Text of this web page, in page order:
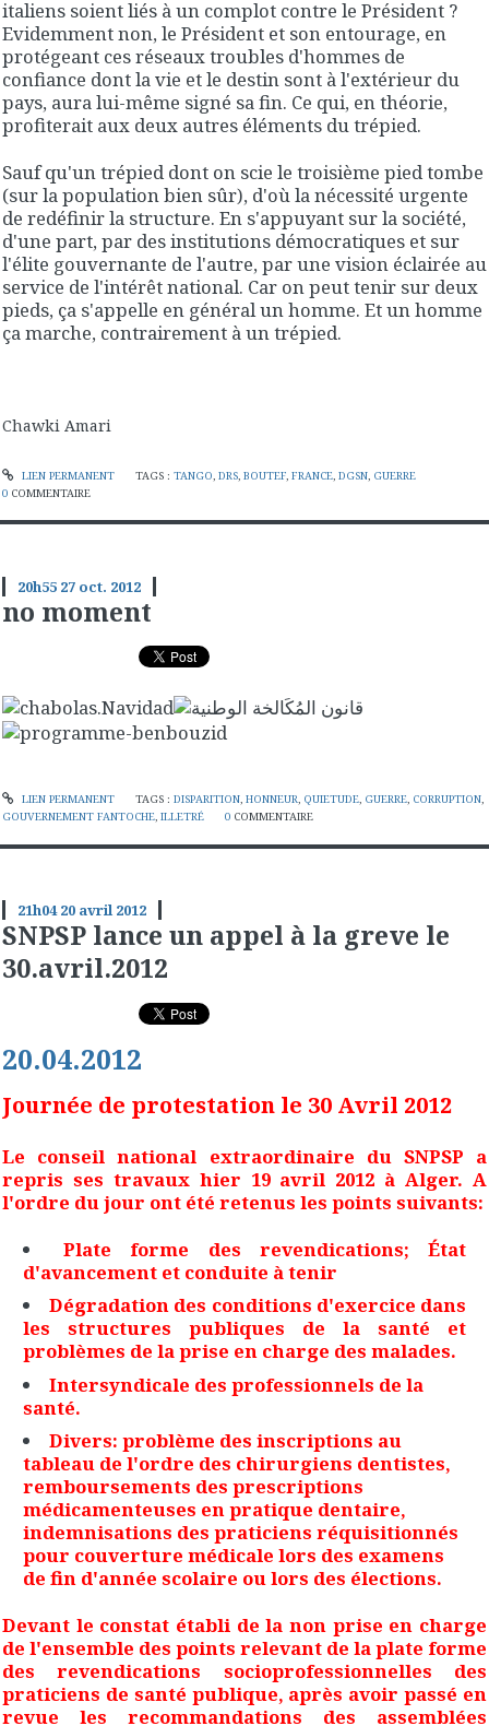
italiens soient liés à un complot contre le Président ?
Evidemment non, le Président et son entourage, en
protégeant ces réseaux troubles d'hommes de
confiance dont la vie et le destin sont à l'extérieur du
pays, aura lui-même signé sa fin. Ce qui, en théorie,
profiterait aux deux autres éléments du trépied.
Sauf qu'un trépied dont on scie le troisième pied tombe
(sur la population bien sûr), d'où la nécessité urgente
de redéfinir la structure. En s'appuyant sur la société,
d'une part, par des institutions démocratiques et sur
l'élite gouvernante de l'autre, par une vision éclairée au
service de l'intérêt national. Car on peut tenir sur deux
pieds, ça s'appelle en général un homme. Et un homme
ça marche, contrairement à un trépied.
Chawki Amari
LIEN PERMANENT TAGS : TANGO DRS, BOUTEF, FRANCE, DGSN, GUERRE
0 COMMENTAIRE
20h55 27 oct. 2012
no moment
LIEN PERMANENT TAGS : DISPARITION, HONNEUR, QUIETUDE, GUERRE, CORRUPTION,
GOUVERNEMENT FANTOCHE, ILLETRÉ 0 COMMENTAIRE
21h04 20 avril 2012
SNPSP lance un appel à la greve le
30.avril.2012
20.04.2012
Journée de protestation le 30 Avril 2012
Le conseil national extraordinaire du SNPSP a
repris ses travaux hier 19 avril 2012 à Alger. A
l'ordre du jour ont été retenus les points suivants:
Plate forme des revendications; État
d'avancement et conduite à tenir
Dégradation des conditions d'exercice dans
les structures publiques de la santé et
problèmes de la prise en charge des malades.
Intersyndicale des professionnels de la
santé.
Divers: problème des inscriptions au
tableau de l'ordre des chirurgiens dentistes,
remboursements des prescriptions
médicamenteuses en pratique dentaire,
indemnisations des praticiens réquisitionnés
pour couverture médicale lors des examens
de fin d'année scolaire ou lors des élections.
Devant le constat établi de la non prise en charge
de l'ensemble des points relevant de la plate forme
des revendications socioprofessionnelles des
praticiens de santé publique, après avoir passé en
revue les recommandations des assemblées